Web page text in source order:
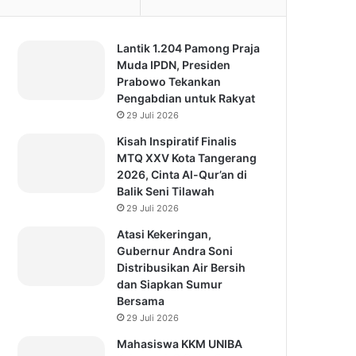
Lantik 1.204 Pamong Praja
Muda IPDN, Presiden
Prabowo Tekankan
Pengabdian untuk Rakyat
29 Juli 2026
Kisah Inspiratif Finalis
MTQ XXV Kota Tangerang
2026, Cinta Al-Qur’an di
Balik Seni Tilawah
29 Juli 2026
Atasi Kekeringan,
Gubernur Andra Soni
Distribusikan Air Bersih
dan Siapkan Sumur
Bersama
29 Juli 2026
Mahasiswa KKM UNIBA